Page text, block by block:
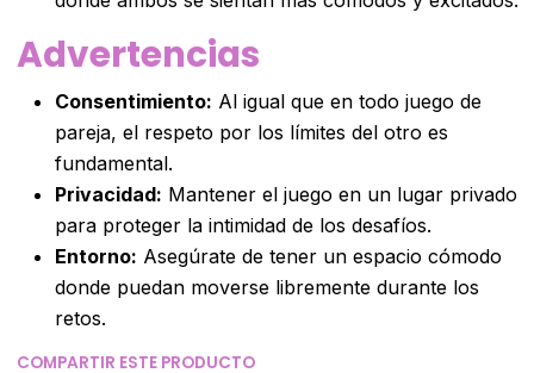
Advertencias
Consentimiento: Al igual que en todo juego de
pareja, el respeto por los límites del otro es
fundamental.
Privacidad: Mantener el juego en un lugar privado
para proteger la intimidad de los desafíos.
Entorno: Asegúrate de tener un espacio cómodo
donde puedan moverse libremente durante los
retos.
COMPARTIR ESTE PRODUCTO